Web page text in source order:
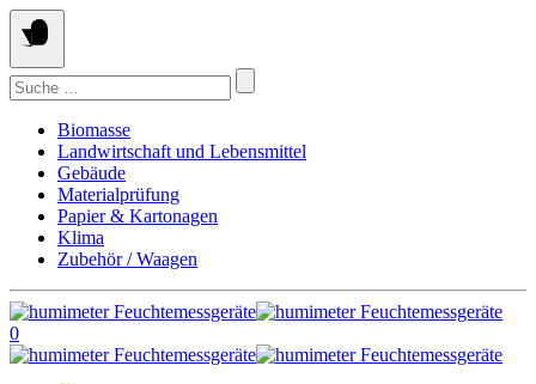
Springe
zum
Inhalt
Suchen
nach:
Biomasse
Landwirtschaft und Lebensmittel
Gebäude
Materialprüfung
Papier & Kartonagen
Klima
Zubehör / Waagen
0